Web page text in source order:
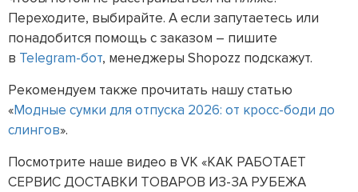
Переходите, выбирайте. А если запутаетесь или
понадобится помощь с заказом – пишите
в Telegram-бот, менеджеры Shopozz подскажут.
Рекомендуем также прочитать нашу статью
«Модные сумки для отпуска 2026: от кросс-боди до
слингов».
Посмотрите наше видео в VK «КАК РАБОТАЕТ
СЕРВИС ДОСТАВКИ ТОВАРОВ ИЗ-ЗА РУБЕЖА